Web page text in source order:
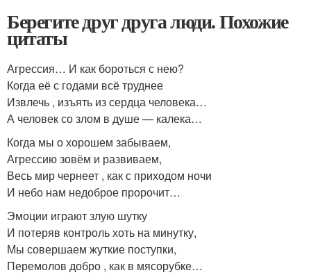
Берегите друг друга люди. Похожие
цитаты
Агрессия… И как бороться с нею?
Когда её с годами всё труднее
Извлечь , изъять из сердца человека…
А человек со злом в душе — калека…
Когда мы о хорошем забываем,
Агрессию зовём и развиваем,
Весь мир чернеет , как с приходом ночи
И небо нам недоброе пророчит…
Эмоции играют злую шутку
И потеряв контроль хоть на минутку,
Мы совершаем жуткие поступки,
Перемолов добро , как в мясорубке…